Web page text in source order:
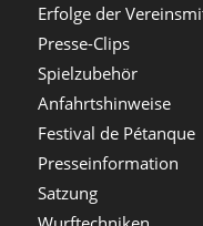
Erfolge der
Presse-Clips
Spielzubehör
Anfahrtshinweise
Festival de Pétanque
Presseinformation
Satzung